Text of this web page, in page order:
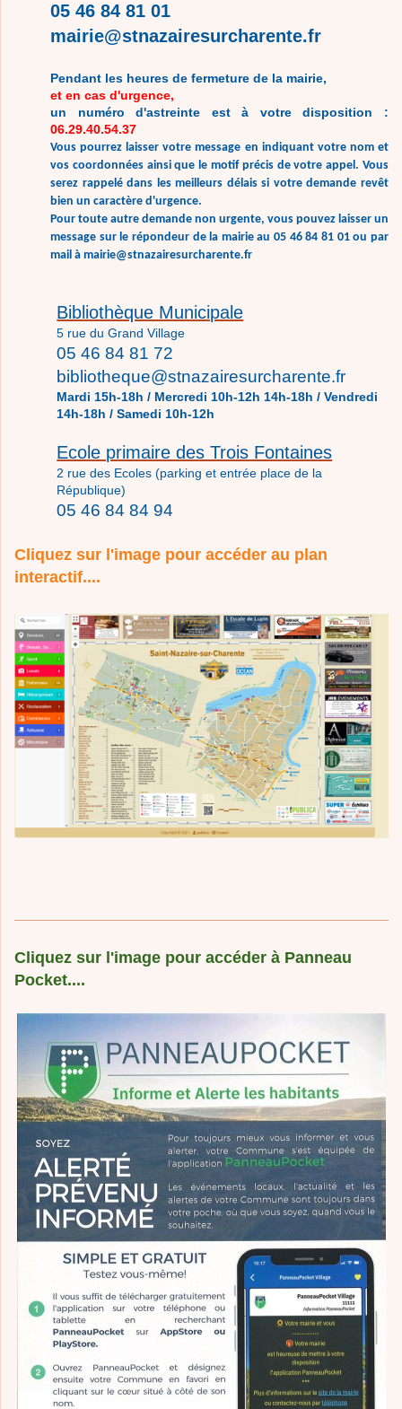
05 46 84 81 01
mairie@stnazairesurcharente.fr
Pendant les heures de fermeture de la mairie,
et en cas d'urgence,
un numéro d'astreinte est à votre disposition :
06.29.40.54.37
Vous pourrez laisser votre message en indiquant votre nom et
vos coordonnées ainsi que le motif précis de votre appel. Vous
serez rappelé dans les meilleurs délais si votre demande revêt
bien un caractère d'urgence.
Pour toute autre demande non urgente, vous pouvez laisser un
message sur le répondeur de la mairie au 05 46 84 81 01 ou par
mail à mairie@stnazairesurcharente.fr
Bibliothèque Municipale
5 rue du Grand Village
05 46 84 81 72
bibliotheque@stnazairesurcharente.fr
Mardi 15h-18h / Mercredi 10h-12h 14h-18h / Vendredi
14h-18h / Samedi 10h-12h
Ecole primaire des Trois Fontaines
2 rue des Ecoles (parking et entrée place de la
République)
05 46 84 84 94
Cliquez sur l'image pour accéder au plan
interactif....
Cliquez sur l'image pour accéder à Panneau
Pocket....